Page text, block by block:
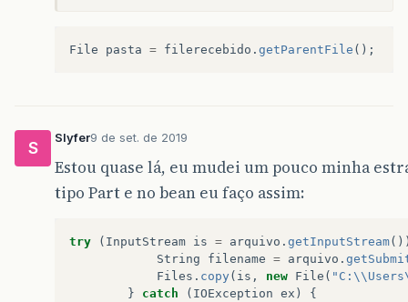
File pasta = filerecebido . getParentFile ();
S
Slyfer9 de set. de 2019
Estou quase lá, eu mudei um pouco minha
tipo Part e no bean eu faço assim:
try ( InputStream is = arquivo . getInputStream
String
filename = arquivo .
Files . copy ( is , new File (
}
catch ( IOException ex )
{